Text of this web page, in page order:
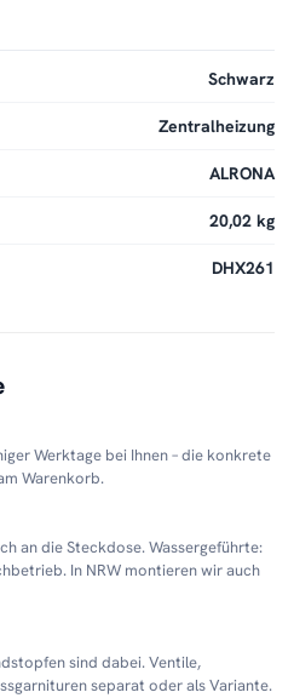
Schwarz
Zentralheizung
ALRONA
20,02 kg
DHX261
Werktage bei Ihnen – die konkrete
Warenkorb.
an die Steckdose. Wassergeführte:
In NRW montieren wir auch
sind dabei. Ventile,
separat oder als Variante.